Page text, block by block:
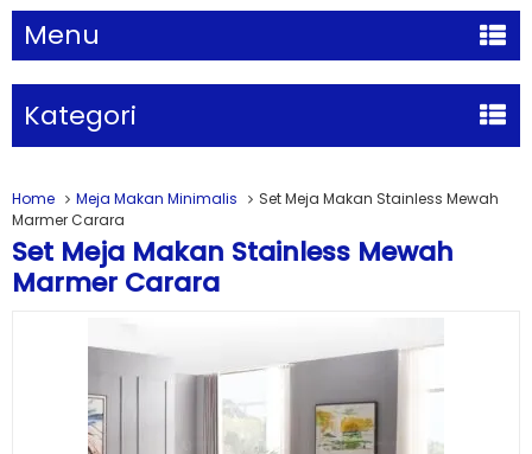
Menu
Kategori
Home Meja Makan Minimalis
Set Meja Makan Stainless Mewah
Marmer Carara
Set Meja Makan Stainless Mewah
Marmer Carara